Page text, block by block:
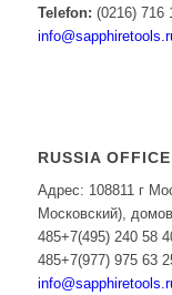
Telefon: (0216) 716
RUSSIA OFFICE
Адрес: 108811 г
Московский),
485+7(495) 240 58
485+7(977) 975 63